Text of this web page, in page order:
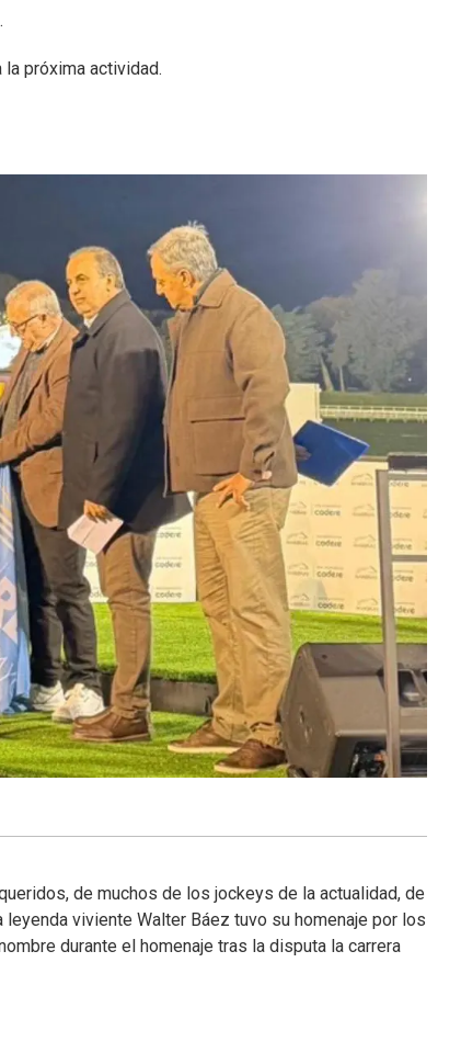
próxima actividad.
de muchos de los jockeys de la actualidad, de
viviente Walter Báez tuvo su homenaje por los
durante el homenaje tras la disputa la carrera